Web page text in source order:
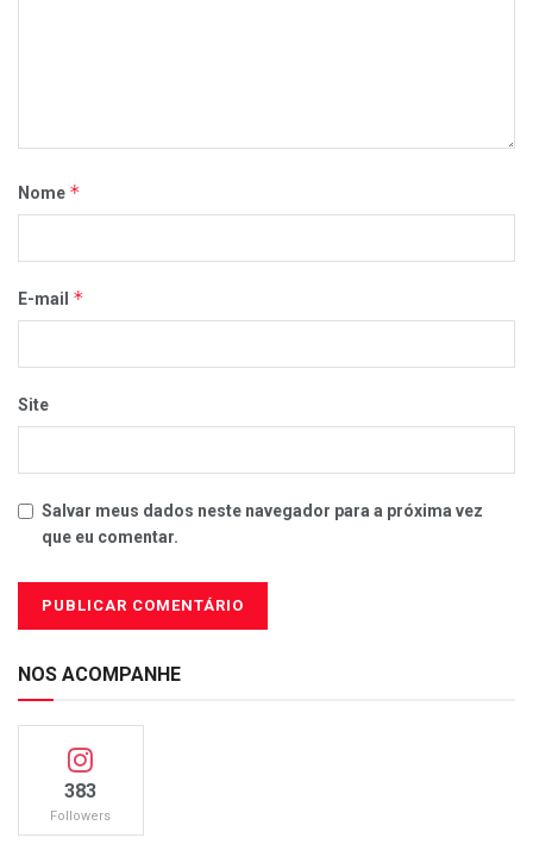
Nome *
E-mail *
Site
Salvar meus dados neste navegador para a próxima vez
que eu comentar.
NOS ACOMPANHE
383
Followers